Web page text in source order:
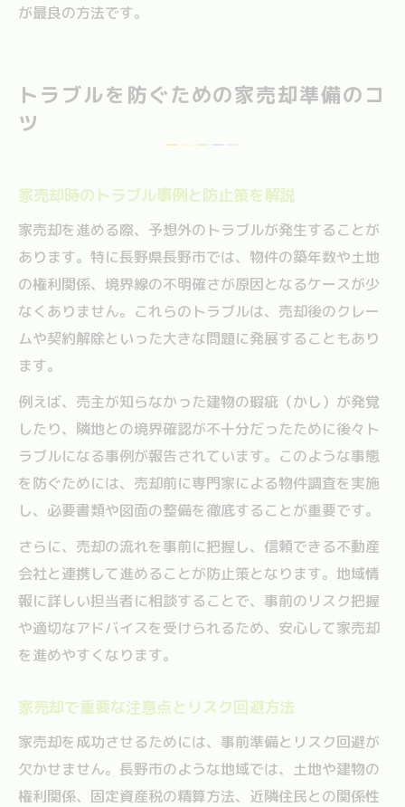
が最良の方法です。
トラブルを防ぐための家売却準備のコ
ツ
家売却時のトラブル事例と防止策を解説
家売却を進める際、予想外のトラブルが発生することが
あります。特に長野県長野市では、物件の築年数や土地
の権利関係、境界線の不明確さが原因となるケースが少
なくありません。これらのトラブルは、売却後のクレー
ムや契約解除といった大きな問題に発展することもあり
ます。
例えば、売主が知らなかった建物の瑕疵（かし）が発覚
したり、隣地との境界確認が不十分だったために後々ト
ラブルになる事例が報告されています。このような事態
を防ぐためには、売却前に専門家による物件調査を実施
し、必要書類や図面の整備を徹底することが重要です。
さらに、売却の流れを事前に把握し、信頼できる不動産
会社と連携して進めることが防止策となります。地域情
報に詳しい担当者に相談することで、事前のリスク把握
や適切なアドバイスを受けられるため、安心して家売却
を進めやすくなります。
家売却で重要な注意点とリスク回避方法
家売却を成功させるためには、事前準備とリスク回避が
欠かせません。長野市のような地域では、土地や建物の
権利関係、固定資産税の精算方法、近隣住民との関係性